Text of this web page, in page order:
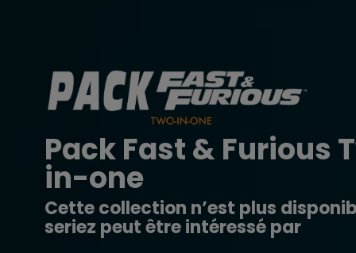
Pack Fast & Furious
in-one
Cette collection n’est plus
seriez peut être intéressé par